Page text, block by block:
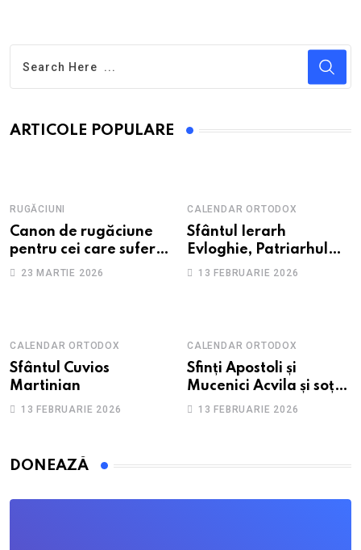
ARTICOLE POPULARE
RUGĂCIUNI
Canon de rugăciune
pentru cei care suferă
de depresie și
23 MARTIE 2026
CALENDAR ORTODOX
Sfântul Ierarh
Evloghie, Patriarhul
Alexandriei
13 FEBRUARIE 2026
CALENDAR ORTODOX
Sfântul Cuvios
Martinian
13 FEBRUARIE 2026
CALENDAR ORTODOX
Sfinți Apostoli și
Mucenici Acvila și soția
sa, Priscila
13 FEBRUARIE 2026
DONEAZĂ